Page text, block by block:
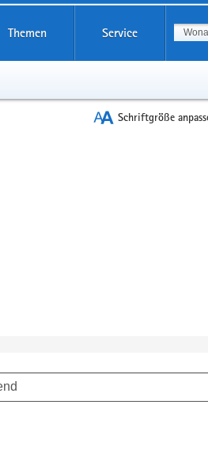
Themen Service
Schriftgröße